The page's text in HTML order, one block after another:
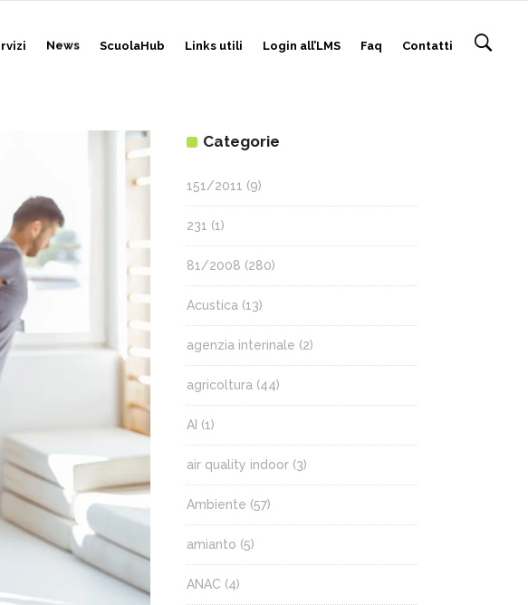
News ScuolaHub Links utili Login all’LMS Faq Contatti
Categorie
151/2011 (9)
231 (1)
81/2008 (280)
Acustica (13)
agenzia interinale (2)
agricoltura (44)
AI (1)
air quality indoor (3)
Ambiente (57)
amianto (5)
ANAC (4)